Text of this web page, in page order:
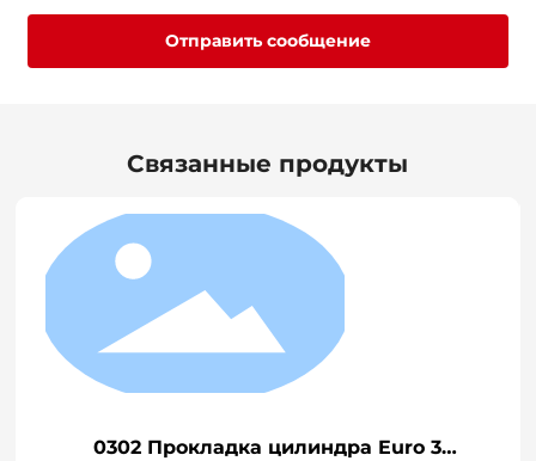
Отправить сообщение
Связанные продукты
0302 Прокладка цилиндра Euro 3